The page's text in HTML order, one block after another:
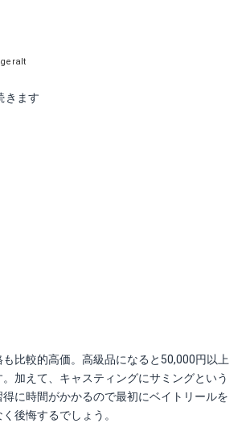
きます
比較的高価。高級品になると50,000円以上
加えて、キャスティングにサミングという
に時間がかかるので最初にベイトリールを
後悔するでしょう。